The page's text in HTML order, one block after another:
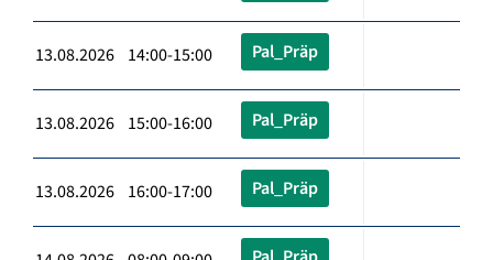
13.08.2026 14:00-15:00 Pal_Präp
13.08.2026 15:00-16:00 Pal_Präp
13.08.2026 16:00-17:00 Pal_Präp